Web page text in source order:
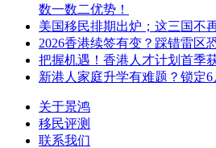
数一数二优势！
美国移民排期出炉；这三国不
2026香港续签有变？踩错雷区
把握机遇！香港人才计划首季
新港人家庭升学有难题？锁定
关于景鸿
移民评测
联系我们